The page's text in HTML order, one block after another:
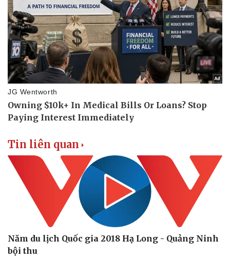
Thông tin doanh nghiệp
Doanh nghiệp 24h
Doanh nhân
Vì cộng đồng
Sành điệu
Tin Công nghệ
Trải nghiệm
Chuyển đổi số
Tin liên quan
Năm du lịch Quốc gia 2018 Hạ Long - Quảng Ninh
bội thu